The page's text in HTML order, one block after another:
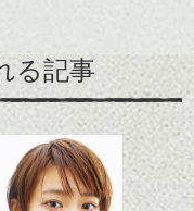
メージのショー
感じでしたが、
反するボリュー
ックスされてた
ムが際立つと春
ていい感じだと思
。
マがリラックス
ぴったり、ニッ
パクトなショー
おすすめです。
して春はパーマ
う季節、柔らかく
としたイメージに
る記事